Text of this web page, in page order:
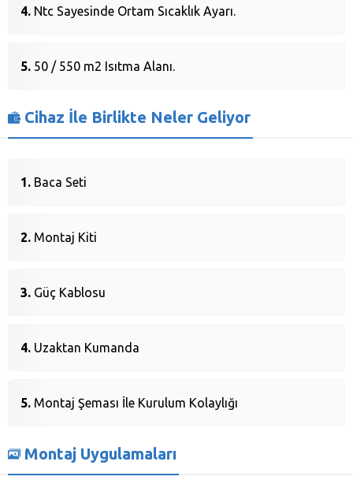
Ntc Sayesinde Ortam Sıcaklık Ayarı.
50 / 550 m2 Isıtma Alanı.
Cihaz İle Birlikte Neler Geliyor
Baca Seti
Montaj Kiti
Güç Kablosu
Uzaktan Kumanda
Montaj Şeması İle Kurulum Kolaylığı
Montaj Uygulamaları